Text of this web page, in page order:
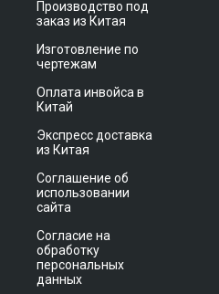
Производство под
заказ из Китая
Изготовление по
чертежам
Оплата инвойса в
Китай
Экспресс доставка
из Китая
Соглашение об
использовании
сайта
Согласие на
обработку
персональных
данных